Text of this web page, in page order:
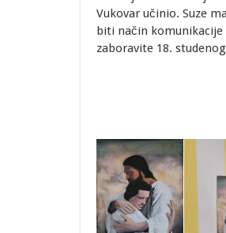
Vukovar učinio. Suze
biti način komunikacije
zaboravite 18.